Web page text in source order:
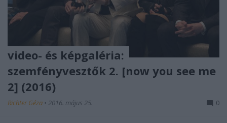
video- és képgaléria:
szemfényvesztők 2. [now you see me
2] (2016)
Richter Géza • 2016. május 25. 0